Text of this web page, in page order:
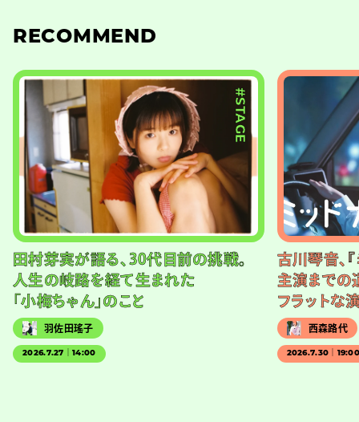
RECOMMEND
#STAGE
田村芽実が語る、30代目前の挑戦。
人生の岐路を経て生まれた
「小梅ちゃん」のこと
羽佐田瑤子
2026.7.27｜14:00
古川琴音、
主演までの
フラットな
西森路代
2026.7.30｜